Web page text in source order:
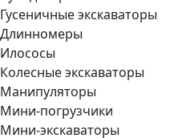
Гусеничные экскаваторы
Длинномеры
Илососы
Колесные экскаваторы
Манипуляторы
Мини-погрузчики
Мини-экскаваторы